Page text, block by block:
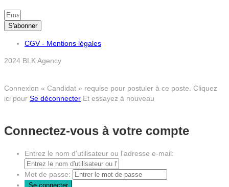
S'abonner
CGV - Mentions légales
2024 BLK Agency
Connexion « Candidat » requise pour postuler à ce poste. Cliquez
ici pour Se déconnecter Et essayez à nouveau
Connectez-vous à votre compte
Entrez le nom d'utilisateur ou l'adresse e-mail:
Mot de passe: